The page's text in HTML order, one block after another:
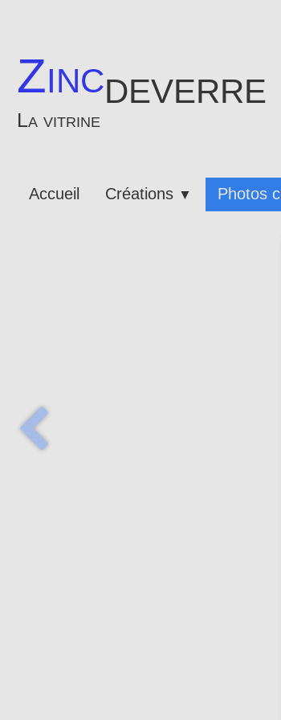
Zincdeverre
La vitrine
Accueil Créations ▼ Photos